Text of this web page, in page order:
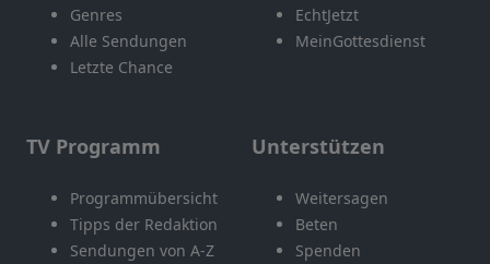
Genres
Alle Sendungen
Letzte Chance
EchtJetzt
MeinGottesdienst
TV Programm
Programmübersicht
Tipps der Redaktion
Sendungen von A-Z
Unterstützen
Weitersagen
Beten
Spenden